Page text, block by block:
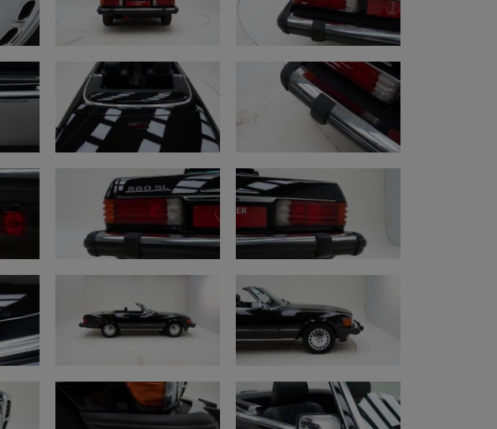
Ophanging en assen
• Herstelling noodzakelijk
• Opmerking: stofhoes fuseepen links en rechts gescheurd
Documenten
• Belgische inschrijvingspapieren
• Car-Pass aanwezig
• Car-Pass:
https://public.car-pass.be/vhr/f9598f1f-96c6-4d97-
9af3-f44006188675
Deze Mercedes-Benz 560 SL is te bezichtigen bij
Oldtimerfarm.
Te bezichtigen bij Oldtimerfarm, Lobulckstraat 9, 9880 Aalter.
Bezoek mogelijk met of zonder afspraak – inspectie op de brug
bij interesse.
Meer dan 300 oldtimers en motorfietsen beschikbaar – op 5
minuten van afrit E40 Aalter.
Bekijk ook onze extra video’s: